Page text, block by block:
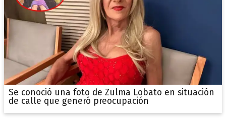
Se conoció una foto de Zulma Lobato en situación
de calle que generó preocupación